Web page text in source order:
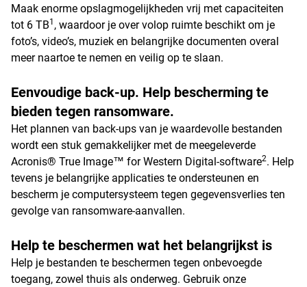
Maak enorme opslagmogelijkheden vrij met capaciteiten
tot 6 TB1 , waardoor je over volop ruimte beschikt om je
foto’s, video’s, muziek en belangrijke documenten overal
meer naartoe te nemen en veilig op te slaan.
Eenvoudige back-up. Help bescherming te
bieden tegen ransomware.
Het plannen van back-ups van je waardevolle bestanden
wordt een stuk gemakkelijker met de meegeleverde
Acronis® True Image™ for Western Digital-software2. Help
tevens je belangrijke applicaties te ondersteunen en
bescherm je computersysteem tegen gegevensverlies ten
gevolge van ransomware-aanvallen.
Help te beschermen wat het belangrijkst is
Help je bestanden te beschermen tegen onbevoegde
toegang, zowel thuis als onderweg. Gebruik onze